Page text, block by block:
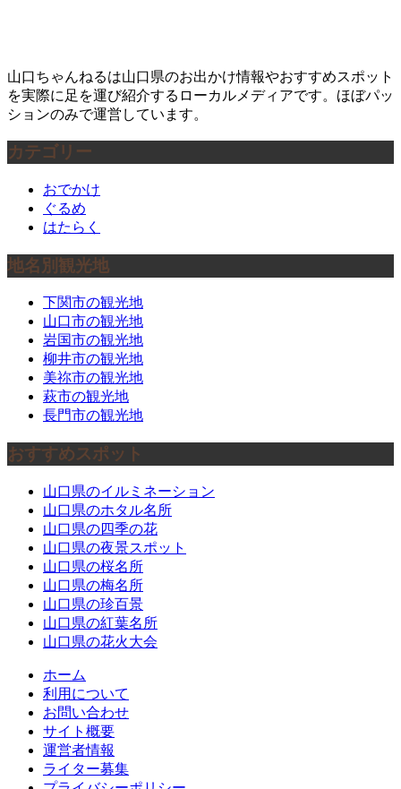
山口ちゃんねるは山口県のお出かけ情報やおすすめスポット
を実際に足を運び紹介するローカルメディアです。ほぼパッ
ションのみで運営しています。
カテゴリー
おでかけ
ぐるめ
はたらく
地名別観光地
下関市の観光地
山口市の観光地
岩国市の観光地
柳井市の観光地
美祢市の観光地
萩市の観光地
長門市の観光地
おすすめスポット
山口県のイルミネーション
山口県のホタル名所
山口県の四季の花
山口県の夜景スポット
山口県の桜名所
山口県の梅名所
山口県の珍百景
山口県の紅葉名所
山口県の花火大会
ホーム
利用について
お問い合わせ
サイト概要
運営者情報
ライター募集